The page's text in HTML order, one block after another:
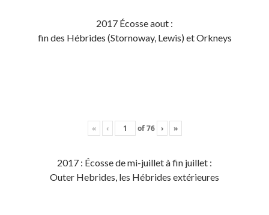
2017 Écosse aout :
fin des Hébrides (Stornoway, Lewis) et Orkneys
« ‹ of76 › »
2017 : Écosse de mi-juillet à fin juillet :
Outer Hebrides, les Hébrides extérieures